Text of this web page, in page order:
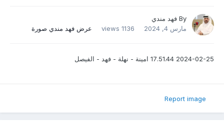
By فهد مندي
مارس 4, 2024
1136 views عرض فهد مندي صورة
2024-02-25 17.51.44 امينة - نهلة - فهد - الفيصل
Report image